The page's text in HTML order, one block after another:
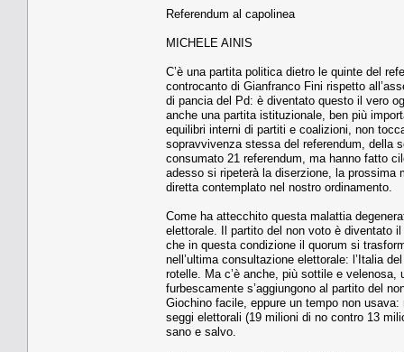
Referendum al capolinea
MICHELE AINIS
C’è una partita politica dietro le quinte del
controcanto di Gianfranco Fini rispetto
di pancia del Pd: è diventato questo il vero
anche una partita istituzionale, ben più
equilibri interni di partiti e coalizioni, non
sopravvivenza stessa del referendum, della
consumato 21 referendum, ma hanno fatto
adesso si ripeterà la diserzione, la prossima
diretta contemplato nel nostro ordinamento.
Come ha attecchito questa malattia
elettorale. Il partito del non voto è diventato
che in questa condizione il quorum si
nell’ultima consultazione elettorale: l’Italia
rotelle. Ma c’è anche, più sottile e velenosa,
furbescamente s’aggiungono al partito del
Giochino facile, eppure un tempo non
seggi elettorali (19 milioni di no contro 13
sano e salvo.